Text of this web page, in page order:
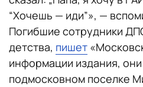
“Хочешь — иди”», —
Погибшие сотрудники
детства, пишет
информации издания,
подмосковном поселке